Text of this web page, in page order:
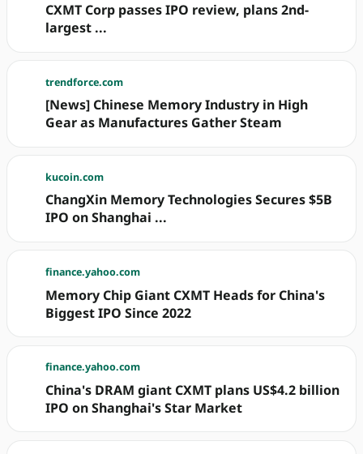
CXMT Corp passes IPO review, plans 2nd-
largest ...
trendforce.com
[News] Chinese Memory Industry in High
Gear as Manufactures Gather Steam
kucoin.com
ChangXin Memory Technologies Secures $5B
IPO on Shanghai ...
finance.yahoo.com
Memory Chip Giant CXMT Heads for China's
Biggest IPO Since 2022
finance.yahoo.com
China's DRAM giant CXMT plans US$4.2 billion
IPO on Shanghai's Star Market